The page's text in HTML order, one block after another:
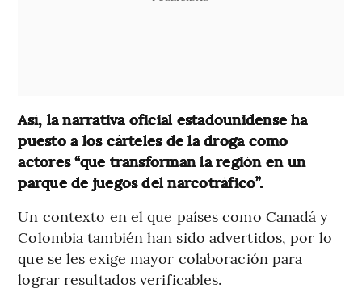
Así, la narrativa oficial estadounidense ha
puesto a los cárteles de la droga como
actores “que transforman la región en un
parque de juegos del narcotráfico”.
Un contexto en el que países como Canadá y
Colombia también han sido advertidos, por lo
que se les exige mayor colaboración para
lograr resultados verificables.